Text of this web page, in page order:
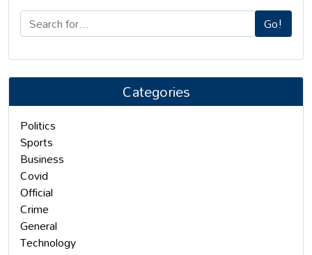
Go!
Categories
Politics
Sports
Business
Covid
Official
Crime
General
Technology